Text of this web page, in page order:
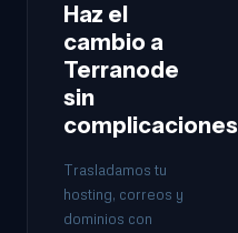
Haz el
cambio a
Terranode
sin
complicaciones
Trasladamos tu
hosting, correos y
dominios con